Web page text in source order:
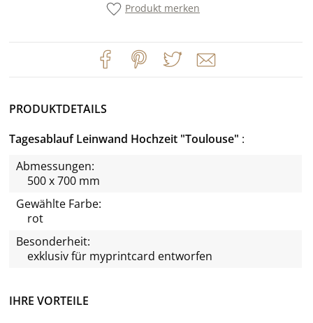
Produkt merken
IHRE VORTEILE
PRODUKTDETAILS
Tagesablauf Leinwand Hochzeit "Toulouse"
Abmessungen:
500 x 700 mm
Gewählte Farbe:
rot
Besonderheit:
exklusiv für myprintcard entworfen